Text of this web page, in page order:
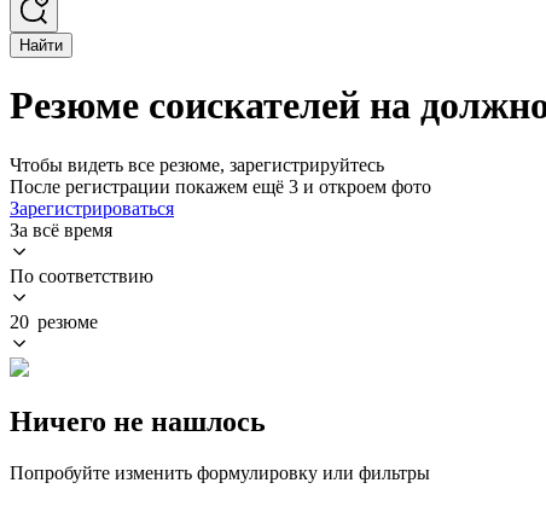
Найти
Резюме соискателей на
Чтобы видеть все резюме, зарегистрируйтесь
После регистрации покажем ещё 3 и откроем фото
Зарегистрироваться
За всё время
По соответствию
20 резюме
Ничего не нашлось
Попробуйте изменить формулировку или фильтры